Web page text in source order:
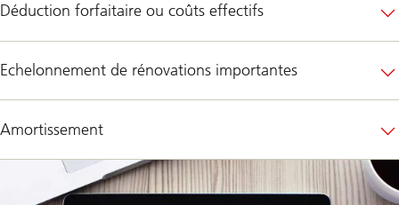
o
C
a
f
e
e
Déduction forfaitaire ou coûts effectifs
Echelonnement de rénovations importantes
Amortissement